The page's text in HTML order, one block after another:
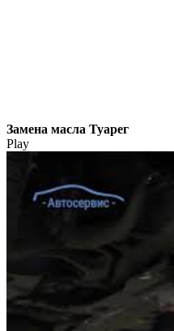
Замена масла Туарег
Play